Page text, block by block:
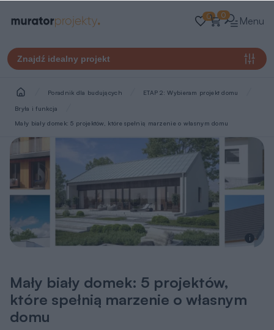
0 0 Menu
Znajdź idealny projekt
Poradnik dla budujących ETAP 2: Wybieram projekt domu
Bryła i funkcja
Mały biały domek: 5 projektów, które spełnią marzenie o własnym domu
i
Mały biały domek: 5 projektów,
które spełnią marzenie o własnym
domu